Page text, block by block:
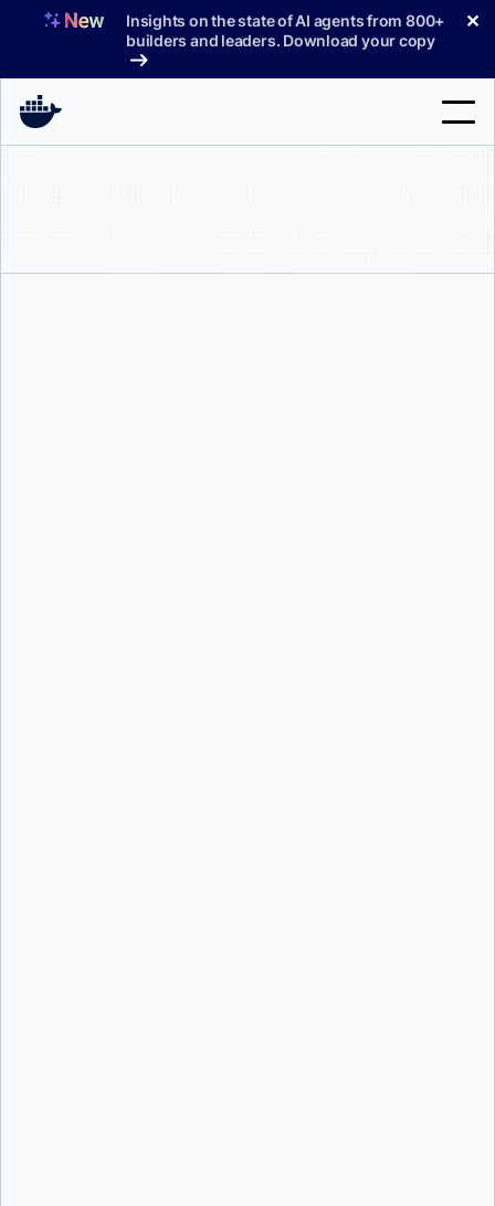
へ
Insights on the state of AI agents from 800+
builders and leaders. Download your copy
✕
サポート